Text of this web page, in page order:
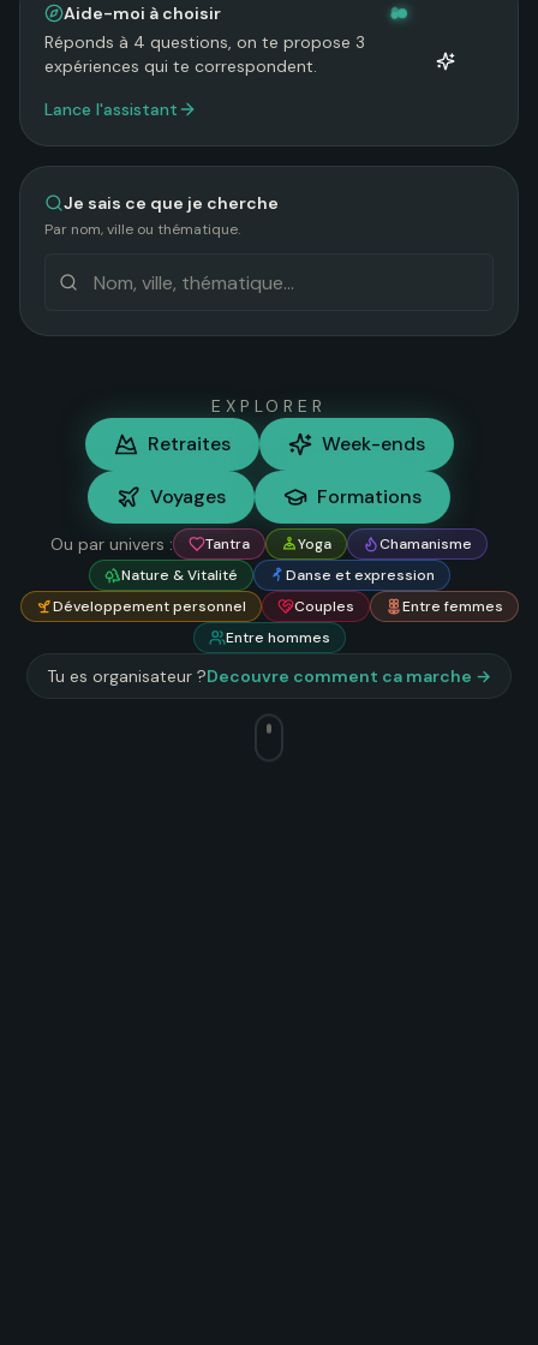
Aide-moi à choisir
Réponds à 4 questions, on te propose 3
expériences qui te correspondent.
Lance l'assistant
Je sais ce que je cherche
Par nom, ville ou thématique.
EXPLORER
Retraites Week-ends
Voyages Formations
Ou par univers : Tantra Yoga
Chamanisme
Nature & Vitalité
Danse et expression
Développement personnel
Couples
Entre femmes
Entre hommes
Tu es organisateur ?Decouvre comment ca marche →